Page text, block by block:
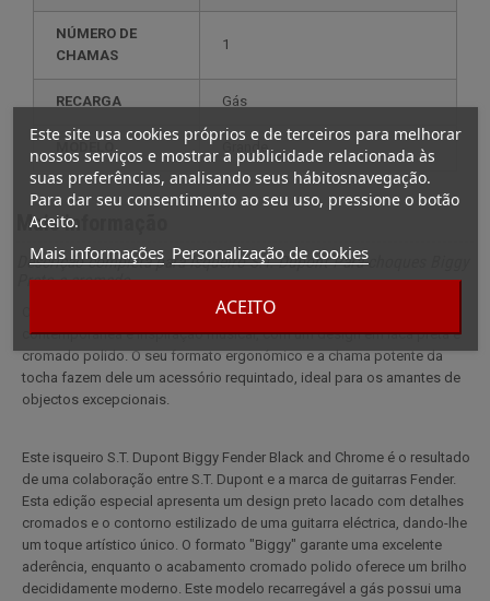
Este site usa cookies próprios e de terceiros para melhorar
nossos serviços e mostrar a publicidade relacionada às
suas preferências, analisando seus hábitosnavegação.
Para dar seu consentimento ao seu uso, pressione o botão
Aceito.
Mais informações Personalização de cookies
ACEITO
NÚMERO DE
CHAMAS
1
RECARGA gás
grande
Mais informação
Descrição completa para Isqueiro S.T. Dupont Para-choques Biggy
Preto e cromado
O isqueiro S.T. Dupont Biggy Fender combina elegância
contemporânea e inspiração musical, com um design em laca preta e
cromado polido. O seu formato ergonómico e a chama potente da
tocha fazem dele um acessório requintado, ideal para os amantes de
objectos excepcionais.
Este isqueiro S.T. Dupont Biggy Fender Black and Chrome é o resultado
de uma colaboração entre S.T. Dupont e a marca de guitarras Fender.
Esta edição especial apresenta um design preto lacado com detalhes
cromados e o contorno estilizado de uma guitarra eléctrica, dando-lhe
um toque artístico único. O formato "Biggy" garante uma excelente
aderência, enquanto o acabamento cromado polido oferece um brilho
decididamente moderno. Este modelo recarregável a gás possui uma